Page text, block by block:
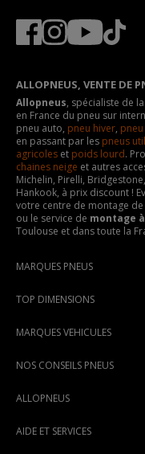
ALLOPNEUS, VENTE DE
Allopneus, spécialiste de la
en France du pneu sur
pneu auto, pneu hiver,
en passant par les pneus
agricoles et poids lourd.
chaines neige et autres
Michelin, Pirelli,
Hankook, à prix discount !
votre centre de montage
ou le service de montage
Toulouse et dans toute la
MARQUES PNEUS
Pneus Continental
Pneus Hankook
Pneus Dunlop
TOP DIMENSIONS
195/65R15
205/60R16
MARQUES VEHICULES
Peugeot
NOS CONSEILS PNEUS
Pression pneu
ALLOPNEUS
AIDE ET SERVICES